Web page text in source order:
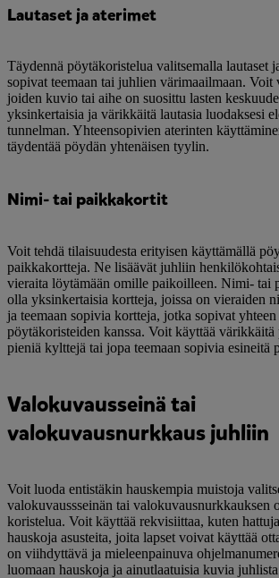
Lautaset ja aterimet
Täydennä pöytäkoristelua valitsemalla lautaset
sopivat teemaan tai juhlien värimaailmaan. Voit
joiden kuvio tai aihe on suosittu lasten
yksinkertaisia ja värikkäitä lautasia luodaksesi
tunnelman. Yhteensopivien aterinten
täydentää pöydän yhtenäisen tyylin.
Nimi- tai paikkakortit
Voit tehdä tilaisuudesta erityisen käyttämällä
paikkakortteja. Ne lisäävät juhliin
vieraita löytämään omille paikoilleen. Nimi- tai
olla yksinkertaisia kortteja, joissa on vieraiden
ja teemaan sopivia kortteja, jotka sopivat
pöytäkoristeiden kanssa. Voit käyttää värikkäitä
pieniä kylttejä tai jopa teemaan sopivia esineitä
Valokuvausseinä tai
valokuvausnurkkaus juhliin
Voit luoda entistäkin hauskempia muistoja
valokuvaussseinän tai valokuvausnurkkauksen
koristelua. Voit käyttää rekvisiittaa, kuten
hauskoja asusteita, joita lapset voivat käyttää
on viihdyttävä ja mieleenpainuva
luomaan hauskoja ja ainutlaatuisia kuvia